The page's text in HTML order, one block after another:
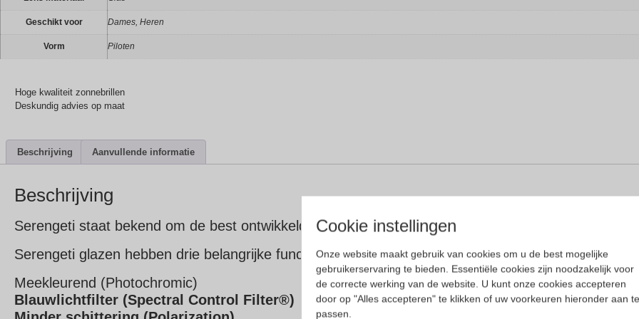
Geschikt voor Dames, Heren
Vorm Piloten
Hoge kwaliteit zonnebrillen
Deskundig advies op maat
Beschrijving Aanvullende informatie
Beschrijving
Serengeti staat bekend om de best ontwikkelde glazen.
Serengeti glazen hebben drie belangrijke functies in één glas:
Meekleurend (Photochromic)
Blauwlichtfilter (Spectral Control Filter®)
Cookie instellingen
Onze website maakt gebruik van cookies om u de best mogelijke
gebruikerservaring te bieden. Essentiële cookies zijn noodzakelijk voor
de correcte werking van de website. U kunt onze cookies accepteren
door op "Alles accepteren" te klikken of uw voorkeuren hieronder aan te
passen.